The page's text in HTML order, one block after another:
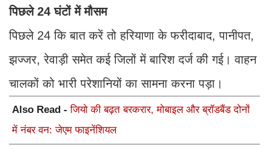
पिछले 24 घंटों में मौसम
पिछले 24 कि बात करें तो हरियाणा के फरीदाबाद, पानीपत,
झज्जर, रेवाड़ी समेत कई जिलों में बारिश दर्ज की गई। वाहन
चालकों को भारी परेशानियों का सामना करना पड़ा।
Also Read -जियो की बढ़त बरकरार, मोबाइल और ब्रॉडबैंड दोनों
में नंबर वन: जेएम फाइनेंशियल